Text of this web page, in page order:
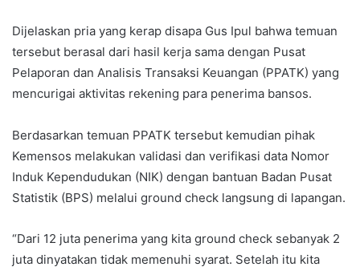
Dijelaskan pria yang kerap disapa Gus Ipul bahwa temuan
tersebut berasal dari hasil kerja sama dengan Pusat
Pelaporan dan Analisis Transaksi Keuangan (PPATK) yang
mencurigai aktivitas rekening para penerima bansos.
Berdasarkan temuan PPATK tersebut kemudian pihak
Kemensos melakukan validasi dan verifikasi data Nomor
Induk Kependudukan (NIK) dengan bantuan Badan Pusat
Statistik (BPS) melalui ground check langsung di lapangan.
“Dari 12 juta penerima yang kita ground check sebanyak 2
juta dinyatakan tidak memenuhi syarat. Setelah itu kita